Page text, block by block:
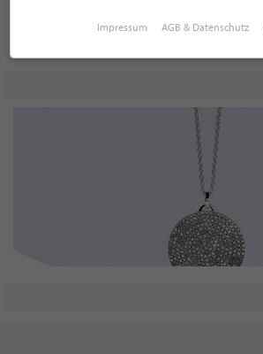
Impressum AGB & Datenschutz